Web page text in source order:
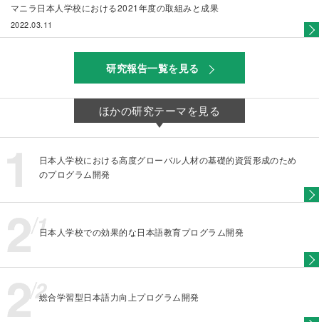
マニラ日本人学校における2021年度の取組みと成果
2022.03.11
研究報告一覧を見る
ほかの研究テーマを見る
日本人学校における高度グローバル人材の基礎的資質形成のため
のプログラム開発
日本人学校での効果的な日本語教育プログラム開発
総合学習型日本語力向上プログラム開発